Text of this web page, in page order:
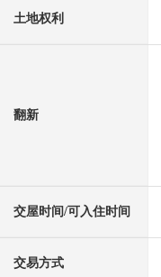
土地权利
翻新
交屋时间/可入住时间
交易方式